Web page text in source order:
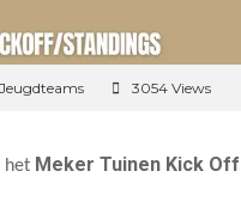
Jeugdteams 3054 Views
het Meker Tuinen Kick